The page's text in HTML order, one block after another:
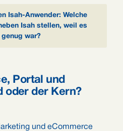
Isah-Anwender: Welche
Isah stellen, weil es
war?
Portal und
oder der Kern?
und eCommerce